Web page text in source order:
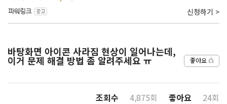
신청하기 >
바탕화면 아이콘 사라짐 현상이 일어나는데,
이거 문제 해결 방법 좀 알려주세요 ㅠ 좋아요
조회수 4,875회 좋아요 24회